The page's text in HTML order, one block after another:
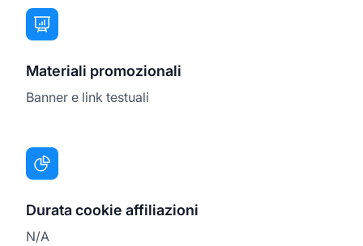
Materiali promozionali
Banner e link testuali
Durata cookie affiliazioni
N/A